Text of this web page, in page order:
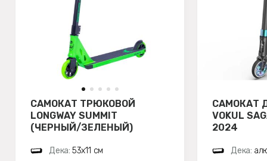
САМОКАТ ТРЮКОВОЙ
LONGWAY SUMMIT
(ЧЕРНЫЙ/ЗЕЛЕНЫЙ)
Дека: 53х11 см
САМОКАТ
VOKUL
2024
Дека: